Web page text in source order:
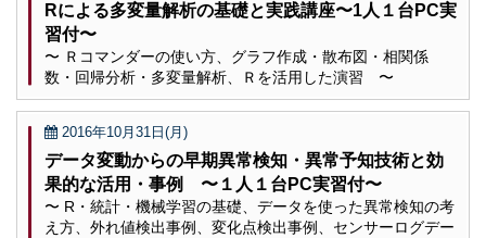
Rによる多変量解析の基礎と実践講座〜1人１台PC実
習付〜
〜 Ｒコマンダーの使い方、グラフ作成・散布図・相関係
数・回帰分析・多変量解析、Ｒを活用した演習 〜
2016年10月31日(月)
データ変動からの早期異常検知・異常予知技術と効
果的な活用・事例 〜１人１台PC実習付〜
〜 R・統計・機械学習の基礎、データを使った異常検知の考
え方、外れ値検出事例、変化点検出事例、センサーログデー